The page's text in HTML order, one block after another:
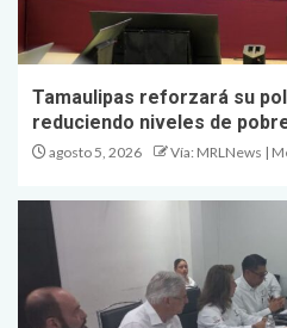
Tamaulipas reforzará su
reduciendo niveles de
agosto 5, 2026 Vía: MRLNews |